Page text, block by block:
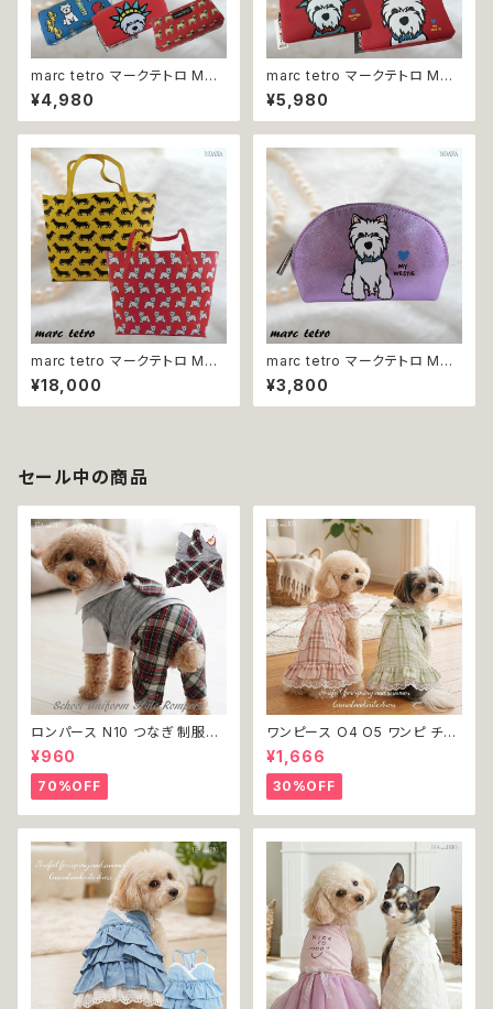
marc tetro マークテトロ M46
M48 M52 M56 ポーチ 小物入
れ 化粧ポーチ コスメポーチ ウ
エストハイランドホワイトテリア
¥4,980
marc tetro マークテトロ M37
M39 M41 ポーチ 小物入れ 化
粧ポーチ コスメポーチ ウエスト
ハイランドホワイトテリア パグ
¥5,980
marc tetro マークテトロ M95
M97 トートバッグ レディース 鞄
かばん バッグ ウエストハイラン
ドホワイトテリア ミニチュアダッ
¥18,000
marc tetro マークテトロ M89
コインケース ポーチ 小物入れ
化粧ポーチ コスメポーチ ウエ
ストハイランドホワイトテリア 犬
¥3,800
セール中の商品
ロンパース N10 つなぎ 制服風
チェック柄 グレー 灰色 コスチュ
ーム コスプレ ドッグウェア dog
犬 猫 ペット 服 犬服 洋服 オシ
ャレ かわいい 小型犬 返品交換
不可
¥960
70%OFF
ワンピース O4 O5 ワンピ チェ
ック プリーツ レース 女の子 犬
犬服 小型 猫 服 洋服 ペット do
g ドッグウェア おしゃれ かわい
い 返品交換不可
¥1,666
30%OFF